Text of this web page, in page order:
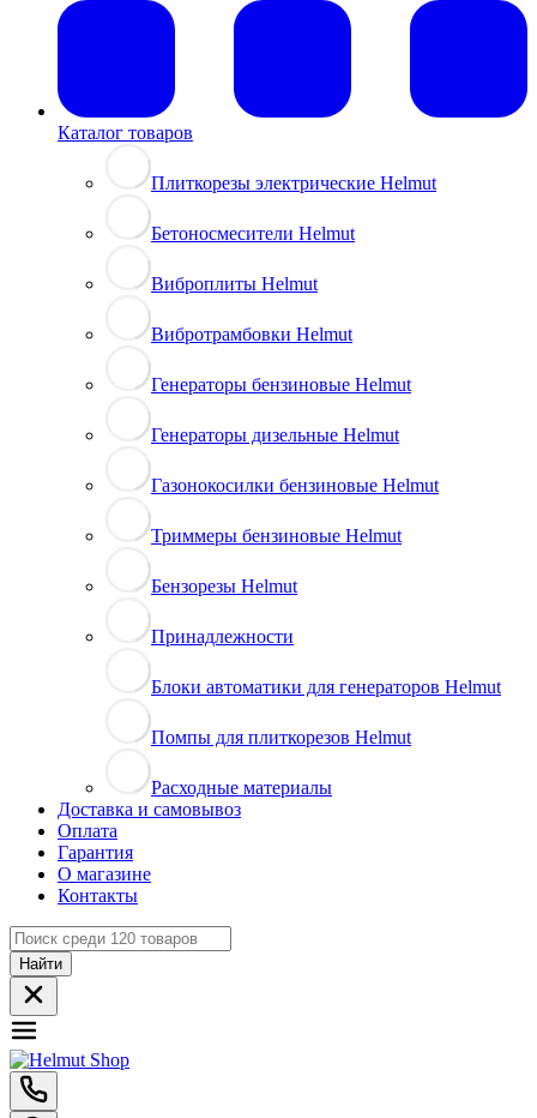
Каталог товаров
Плиткорезы электрические Helmut
Бетоносмесители Helmut
Виброплиты Helmut
Вибротрамбовки Helmut
Генераторы бензиновые Helmut
Генераторы дизельные Helmut
Газонокосилки бензиновые Helmut
Триммеры бензиновые Helmut
Бензорезы Helmut
Принадлежности
Блоки автоматики для генераторов Helmut
Помпы для плиткорезов Helmut
Расходные материалы
Доставка и самовывоз
Оплата
Гарантия
О магазине
Контакты
Найти